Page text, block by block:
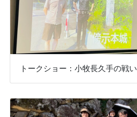
トークショー：小牧長久手の戦い